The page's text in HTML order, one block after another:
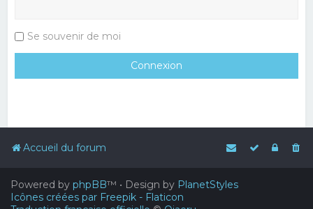
Se souvenir de moi
Accueil du forum
Powered by phpBB™ • Design by PlanetStyles
Icônes créées par Freepik - Flaticon